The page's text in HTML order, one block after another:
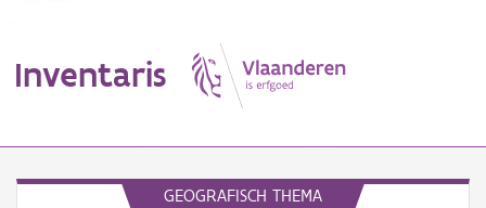
Inventaris
GEOGRAFISCH THEMA